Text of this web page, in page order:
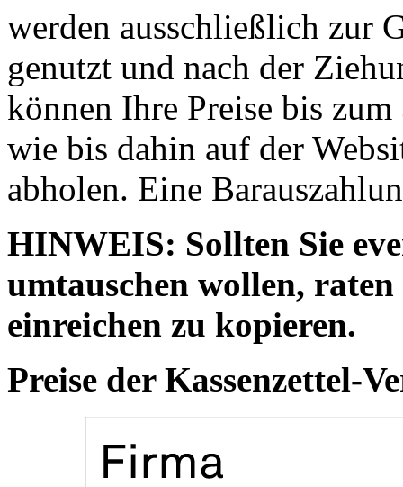
werden ausschließlich zur
genutzt und nach der
können Ihre Preise bis
wie bis dahin auf der
abholen. Eine
HINWEIS: Sollten Sie
umtauschen wollen,
einreichen zu kopieren.
Preise der Kassenzettel-